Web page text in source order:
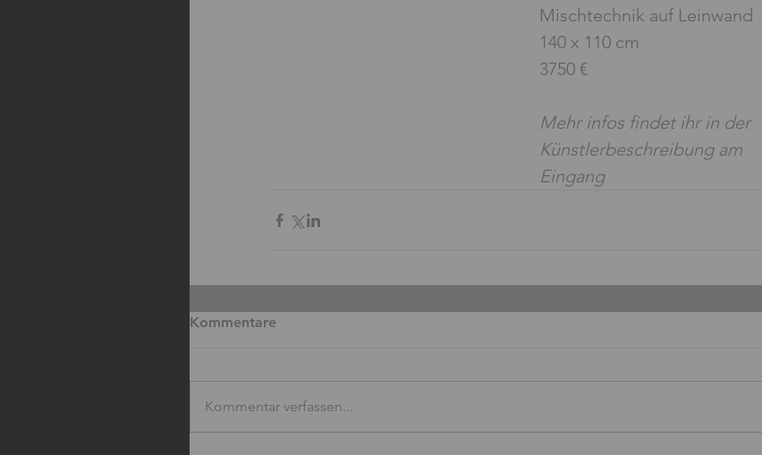
Mischtechnik auf Leinwand
140 x 110 cm
3750 €
Mehr infos findet ihr in der
Künstlerbeschreibung am
Eingang
Kommentare
Kommentar verfassen...